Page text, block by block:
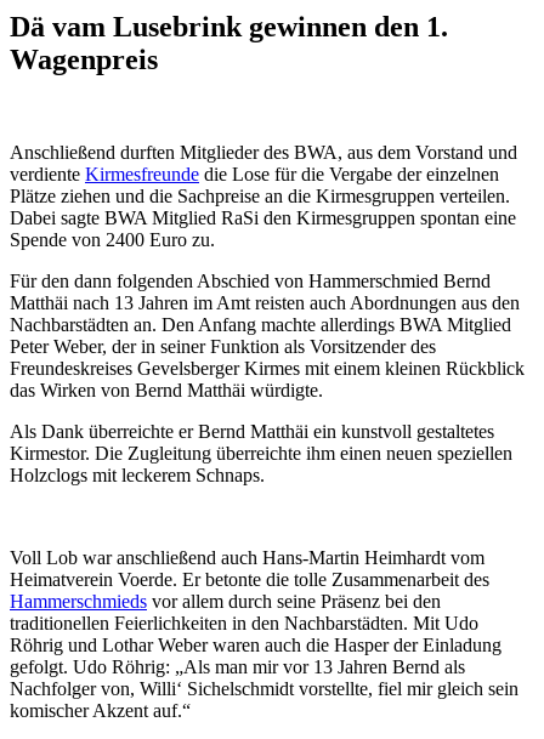
Dä vam Lusebrink gewinnen den 1.
Wagenpreis
Anschließend durften Mitglieder des BWA, aus dem Vorstand und
verdiente Kirmesfreunde die Lose für die Vergabe der einzelnen
Plätze ziehen und die Sachpreise an die Kirmesgruppen verteilen.
Dabei sagte BWA Mitglied RaSi den Kirmesgruppen spontan eine
Spende von 2400 Euro zu.
Für den dann folgenden Abschied von Hammerschmied Bernd
Matthäi nach 13 Jahren im Amt reisten auch Abordnungen aus den
Nachbarstädten an. Den Anfang machte allerdings BWA Mitglied
Peter Weber, der in seiner Funktion als Vorsitzender des
Freundeskreises Gevelsberger Kirmes mit einem kleinen Rückblick
das Wirken von Bernd Matthäi würdigte.
Als Dank überreichte er Bernd Matthäi ein kunstvoll gestaltetes
Kirmestor. Die Zugleitung überreichte ihm einen neuen speziellen
Holzclogs mit leckerem Schnaps.
Voll Lob war anschließend auch Hans-Martin Heimhardt vom
Heimatverein Voerde. Er betonte die tolle Zusammenarbeit des
Hammerschmieds vor allem durch seine Präsenz bei den
traditionellen Feierlichkeiten in den Nachbarstädten. Mit Udo
Röhrig und Lothar Weber waren auch die Hasper der Einladung
gefolgt. Udo Röhrig: „Als man mir vor 13 Jahren Bernd als
Nachfolger von, Willi‘ Sichelschmidt vorstellte, fiel mir gleich sein
komischer Akzent auf.“